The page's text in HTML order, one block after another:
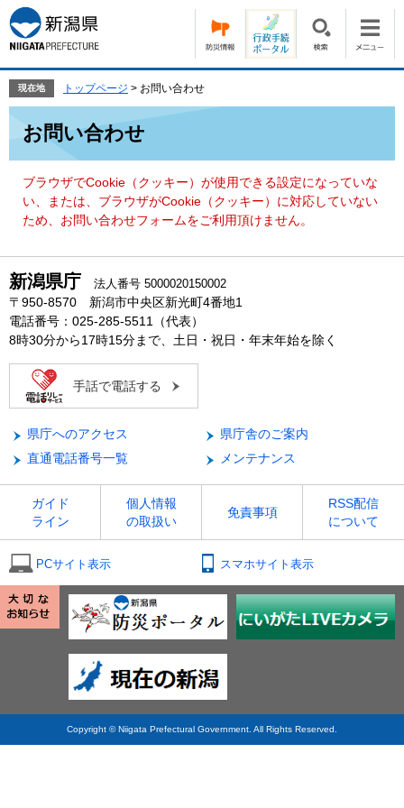
ー
ジ
の
頭
す。
ニ
ュ
ー
飛
て
現在地 トップページ > お問い合わせ
お問い合わせ
ブラウザでCookie（クッキー）が使用できる設定になっていな
い、または、ブラウザがCookie（クッキー）に対応していない
ため、お問い合わせフォームをご利用頂けません。
新潟県庁 法人番号 5000020150002
〒950-8570 新潟市中央区新光町4番地1
電話番号：025-285-5511（代表）
8時30分から17時15分まで、土日・祝日・年末年始を除く
手話で電話する
県庁へのアクセス
県庁舎のご案内
直通電話番号一覧
メンテナンス
ガイド
ライン
個人情報
の取扱い
免責事項
RSS配信
について
PCサイト表示 スマホサイト表示
Copyright © Niigata Prefectural Government. All Rights Reserved.